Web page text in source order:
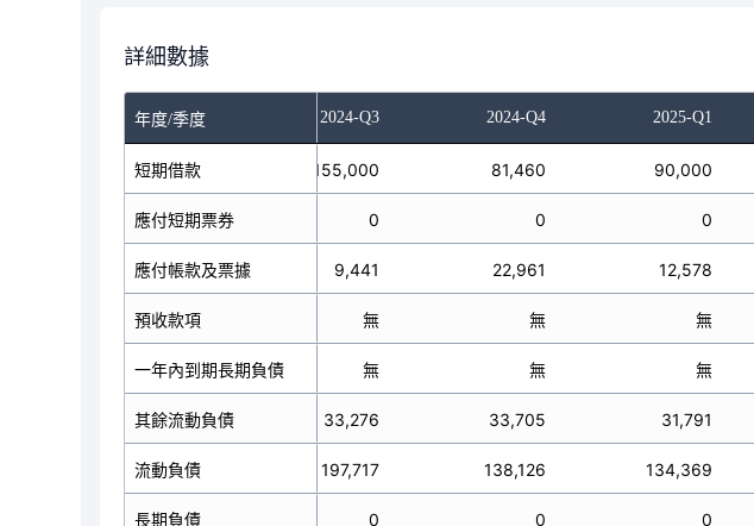
詳細數據
年度/季度
2024-Q2 2024-Q3 2024-Q4 2025-Q1
短期借款
應付短期票券
應付帳款及票據
預收款項
一年內到期長期負債
其餘流動負債
流動負債
長期負債
145,000 155,000 81,460 90,000
0 0 0 0
14,438 9,441 22,961 12,578
無 無 無 無
無 無 無 無
26,745 33,276 33,705 31,791
186,183 197,717 138,126 134,369
0 0 0